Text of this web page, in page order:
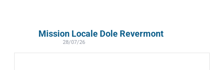
Mission Locale Dole Revermont
28/07/26